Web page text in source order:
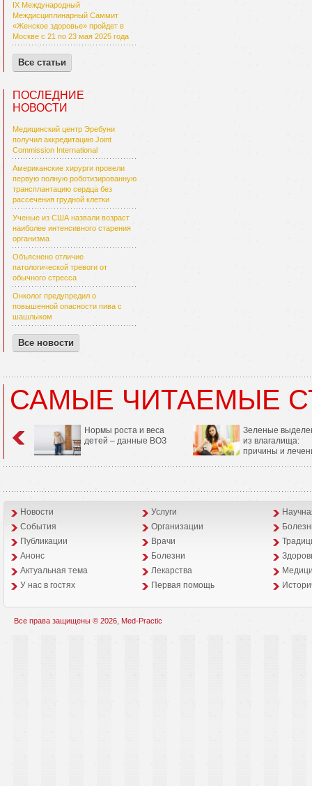
IX Международный
Междисциплинарный Саммит
«Женское здоровье» пройдет в
Москве с 21 по 23 мая 2025 года
Все статьи
ПОСЛЕДНИЕ
НОВОСТИ
Медицинский центр Эребуни
получил аккредитацию Joint
Commission International
Американские хирурги провели
первую полную роботизированную
трансплантацию сердца без
рассечения грудной клетки
Ученые из США назвали возраст
наиболее интенсивного старения
организма
Объяснено отличие
патологической тревоги от
обычного стресса
Онколог предупредил о
повышенной опасности пива с
шашлыком
Все новости
САМЫЕ ЧИТАЕМЫЕ
Нормы роста и веса
детей – данные ВОЗ
Зеленые
из влагалища:
причины и
Новости Услуги
События
Организации
Публикации
Врачи
Анонс
Болезни
Aктуальная тема
Лекарства
У нас в гостях
Первая помощь
Все права защищены © 2026, Med-Practic